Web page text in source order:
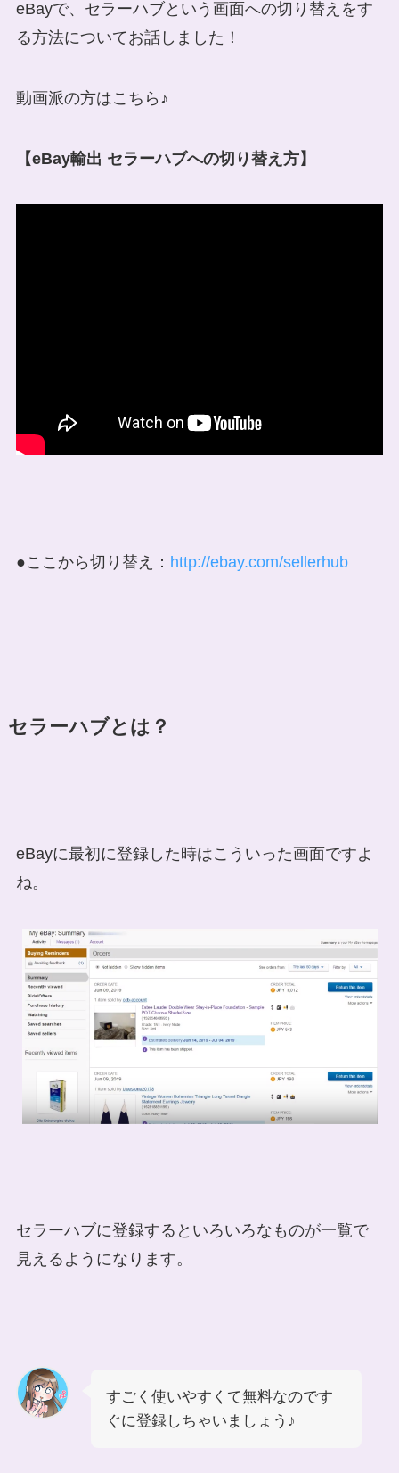
eBayで、セラーハブという画面への切り替えをす
る方法についてお話しました！
動画派の方はこちら♪
【eBay輸出 セラーハブへの切り替え方】
●ここから切り替え： http://ebay.com/sellerhub
セラーハブとは？
eBayに最初に登録した時はこういった画面ですよ
ね。
セラーハブに登録するといろいろなものが一覧で
見えるようになります。
すごく使いやすくて無料なのです
ぐに登録しちゃいましょう♪